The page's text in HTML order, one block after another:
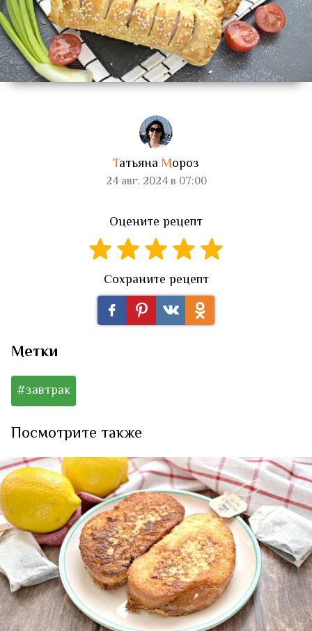
Татьяна Мороз
24 авг. 2024 в 07:00
Оцените рецепт
Сохраните рецепт
Метки
#завтрак
Посмотрите также